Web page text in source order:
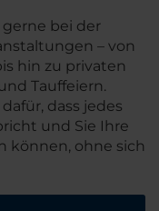
bei der
– von
hin zu privaten
Tauffeiern.
dass jedes
und Sie Ihre
können, ohne sich